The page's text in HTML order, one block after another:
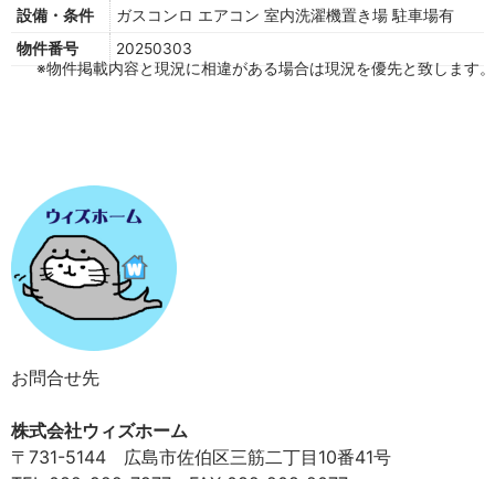
設備・条件
ガスコンロ エアコン 室内洗濯機置き場 駐車場有
物件番号
20250303
※物件掲載内容と現況に相違がある場合は現況を優先と致します。
お問合せ先
株式会社ウィズホーム
〒731-5144 広島市佐伯区三筋二丁目10番41号